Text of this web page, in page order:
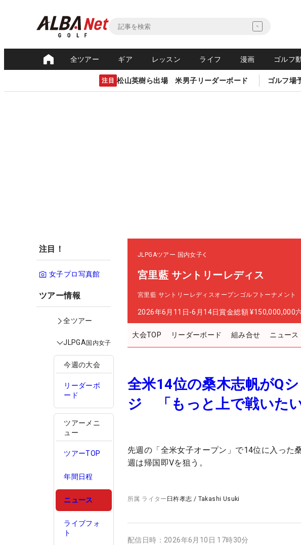
全ツアー ギア レッスン ライフ 漫画 ゴルフ
注目 松山英樹ら出場 米男子リーダーボード ゴルフ場
注目！
女子プロ写真館
ツアー情報
全ツアー
JLPGA国内女子
今週の大会
リーダーボ
ード
ツアーメニ
ュー
ツアーTOP
年間日程
ニュース
ライブフォ
ト
JLPGAツアー 国内女子
宮里藍 サントリーレディス
宮里藍 サントリーレディスオープンゴルフトーナメント
2026年6月11日-6月14日賞金総額 ¥150,000,000
大会TOP リーダーボード 組み合せ ニュース
全米14位の桑木志帆がQ
ジ 「もっと上で戦いたい
先週の「全米女子オープン」で14位に入った
週は帰国即Vを狙う。
所属 ライター 臼杵孝志 / Takashi Usuki
配信日時： 2026年6月10日 17時30分